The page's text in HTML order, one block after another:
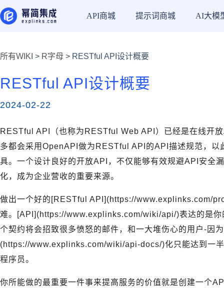
API商城 提示词商城 AI大模
所有WIKI > R字母 > RESTful API设计概要
RESTful API设计概要
2024-02-22
RESTful API（也称为RESTful Web API）已经是在线开
多都会采用OpenAPI做为RESTful API的API描述规范，以
具。一个设计良好的开放API，不仅能够有效规避API安全
化，成为企业营收的重要来源。
做出一个好的[RESTful API](https://www.explinks.com/
难。[API](https://www.explinks.com/wiki/api/)表达的是你
个契约将会招致很多愤怒的邮件，和一大堆伤心的用户-因
(https://www.explinks.com/wiki/api-docs/)化只能达到一
程序员。
你所能做的最重要一件事来提高服务的价值就是创建一个